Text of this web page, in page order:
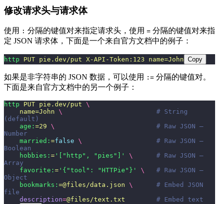
修改请求头与请求体
使用 : 分隔的键值对来指定请求头，使用 = 分隔的键值对来指
定 JSON 请求体，下面是一个来自官方文档中的例子：
http PUT pie.dev/put X-API-Token:123 name=John Copy
如果是非字符串的 JSON 数据，可以使用 := 分隔的键值对。
下面是来自官方文档中的另一个例子：
http PUT pie.dev/put \
    name=John
\
                       # String
(default)
    age:
=29 \
                         # Raw JSON —
Number
    married:
=false \
                  # Raw JSON —
Boolean
    hobbies:
= '["http", "pies"]' \
     # Raw JSON —
Array
    favorite:
= '{"tool": "HTTPie"}' \
  # Raw JSON —
Object
    bookmarks:
=@files/data.json \
     # Embed JSON
file
    description
=@files/text.txt
        # Embed text